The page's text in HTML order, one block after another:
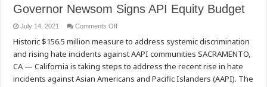
Governor Newsom Signs API Equity Budget
July 14, 2021 Comments Offon
Newsom
Signs
API
Budget
Historic $156.5 million measure to address systemic discrimination
and rising hate incidents against AAPI communities SACRAMENTO,
CA — California is taking steps to address the recent rise in hate
incidents against Asian Americans and Pacific Islanders (AAPI). The